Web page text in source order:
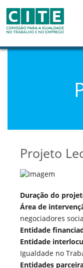
Projeto
Duração do
Área de
negociadores
Entidade
Entidade
Igualdade no
Entidades